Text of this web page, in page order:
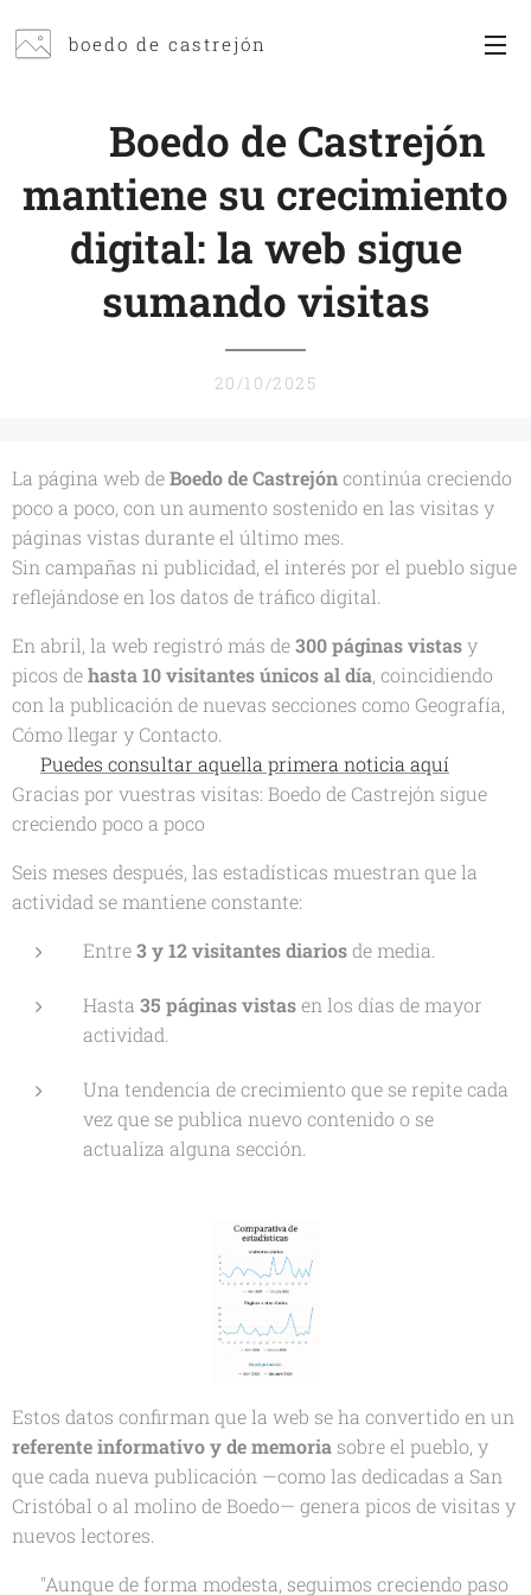
boedo de castrejón
Boedo de Castrejón
mantiene su crecimiento
digital: la web sigue
sumando visitas
20/10/2025
La página web deBoedo de Castrejóncontinúa creciendo
poco a poco, con un aumento sostenido en las visitas y
páginas vistas durante el último mes.
Sin campañas ni publicidad, el interés por el pueblo sigue
reflejándose en los datos de tráfico digital.
En abril, la web registró más de300 páginas vistasy
picos dehasta 10 visitantes únicos al día, coincidiendo
con la publicación de nuevas secciones como Geografía,
Cómo llegar y Contacto.
Puedes consultar aquella primera noticia aquí
Gracias por vuestras visitas: Boedo de Castrejón sigue
creciendo poco a poco
Seis meses después, las estadísticas muestran que la
actividad se mantiene constante:
Entre3 y 12 visitantes diariosde media.
Hasta 35 páginas vistasen los días de mayor
actividad.
Una tendencia de crecimiento que se repite cada
vez que se publica nuevo contenido o se
actualiza alguna sección.
Estos datos confirman que la web se ha convertido en un
referente informativo y de memoria sobre el pueblo, y
que cada nueva publicación —como las dedicadas a San
Cristóbal o al molino de Boedo— genera picos de visitas y
nuevos lectores.
"Aunque de forma modesta, seguimos creciendo paso